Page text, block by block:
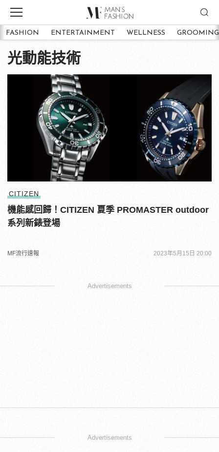
FASHION ENTERTAINMENT WELLNESS GROOMING
光動能技術
CITIZEN
機能感回歸！CITIZEN 夏季 PROMASTER outdoor
系列新錶登場
MF流行速報 2023年5月15日 20:00
Advertisements
Advertisements